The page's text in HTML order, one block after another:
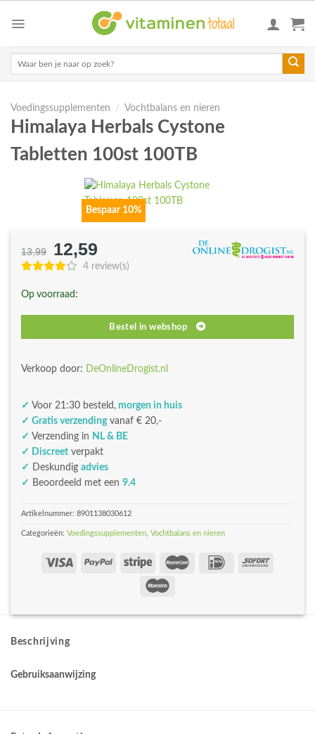
Voedingssupplementen / Vochtbalans en nieren
Himalaya Herbals Cystone
Tabletten 100st 100TB
Bespaar 10%
13,99
Oorspronkelijke
prijs
€13,99.
12,59
prijs
4 review(s)
Op voorraad:
Bestel in webshop
Verkoop door: DeOnlineDrogist.nl
✓ Voor 21:30 besteld, morgen in huis
✓ Gratis verzendingvanaf € 20,-
✓ Verzending in NL & BE
✓ Discreet verpakt
✓
Deskundig advies
✓ Beoordeeld met een 9.4
Artikelnummer: 8901138030612
Categorieën: Voedingssupplementen Vochtbalans en nieren
Beschrijving
Gebruiksaanwijzing